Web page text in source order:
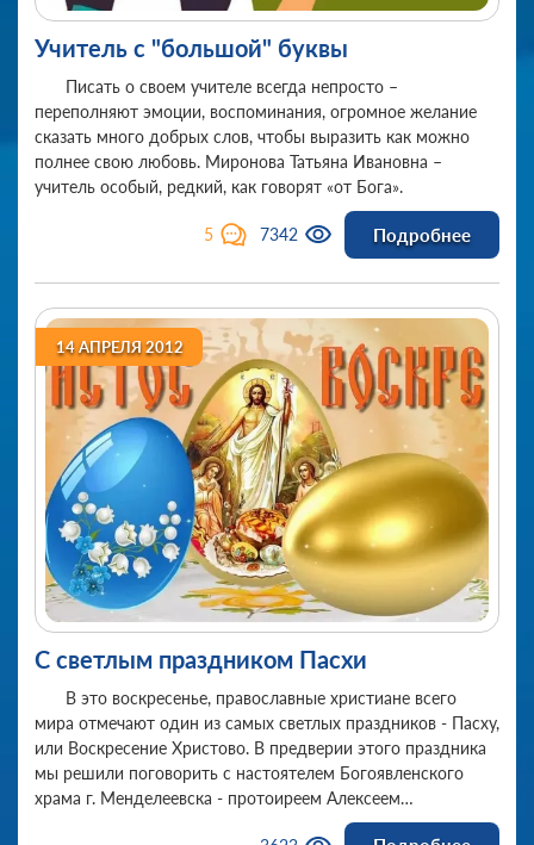
Учитель с "большой" буквы
Писать о своем учителе всегда непросто –
переполняют эмоции, воспоминания, огромное желание
сказать много добрых слов, чтобы выразить как можно
полнее свою любовь. Миронова Татьяна Ивановна –
учитель особый, редкий, как говорят «от Бога».
5 7342 Подробнее
14 АПРЕЛЯ 2012
С светлым праздником Пасхи
В это воскресенье, православные христиане всего
мира отмечают один из самых светлых праздников - Пасху,
или Воскресение Христово. В предверии этого праздника
мы решили поговорить с настоятелем Богоявленского
храма г. Менделеевска - протоиреем Алексеем